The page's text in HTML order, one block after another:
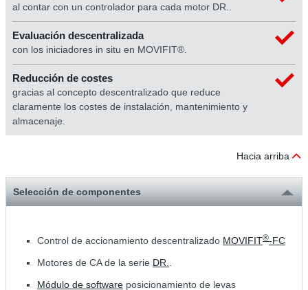
al contar con un controlador para cada motor DR..
Evaluación descentralizada
con los iniciadores in situ en MOVIFIT®.
Reducción de costes
gracias al concepto descentralizado que reduce
claramente los costes de instalación, mantenimiento y
almacenaje.
Hacia arriba
Selección de componentes
Control de accionamiento descentralizado MOVIFIT®-FC
Motores de CA de la serie DR..
Módulo de software posicionamiento de levas